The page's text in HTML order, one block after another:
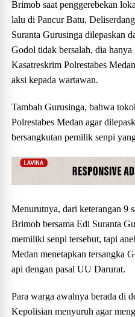
Brimob saat penggerebekan
lalu di Pancur Batu,
Suranta Gurusinga dilepaskan
Godol tidak bersalah, dia
Kasatreskrim Polrestabes
aksi kepada wartawan.
Tambah Gurusinga, bahwa
Polrestabes Medan agar
bersangkutan pemilik senpi
Menurutnya, dari keterangan 9
Brimob bersama Edi Suranta
memiliki senpi tersebut, tapi
Medan menetapkan tersangka
api dengan pasal UU Darurat.
Para warga awalnya berada di
Kepolisian menyuruh agar